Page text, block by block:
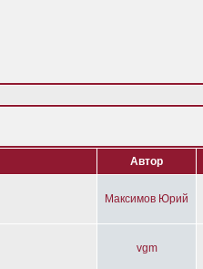
Автор
Максимов Юрий
vgm